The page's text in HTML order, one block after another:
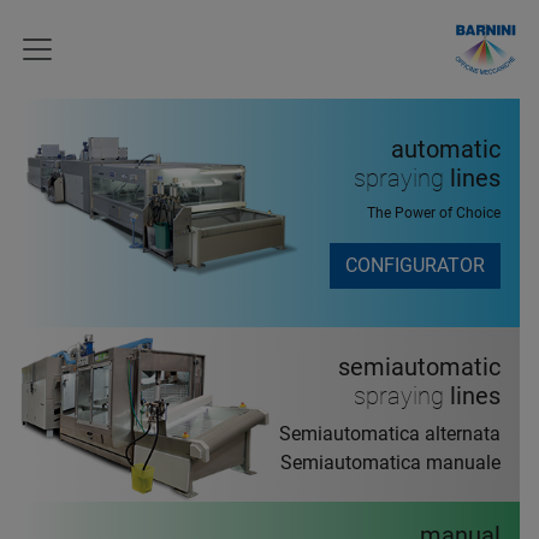
automatic
spraying lines
The Power of Choice
CONFIGURATOR
semiautomatic
spraying lines
semiautomatica alternata
semiautomatica manuale